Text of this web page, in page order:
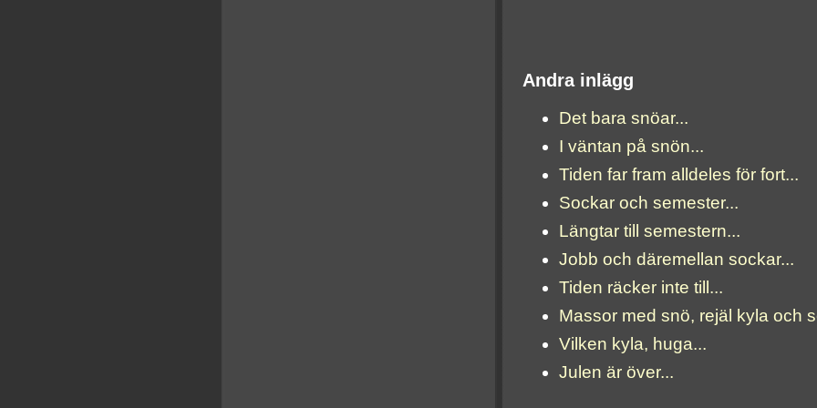
Andra inlägg
Det bara snöar...
I väntan på snön...
Tiden far fram alldeles för fort...
Sockar och semester...
Längtar till semestern...
Jobb och däremellan sockar...
Tiden räcker inte till...
Massor med snö, rejäl kyla och
Vilken kyla, huga...
Julen är över...